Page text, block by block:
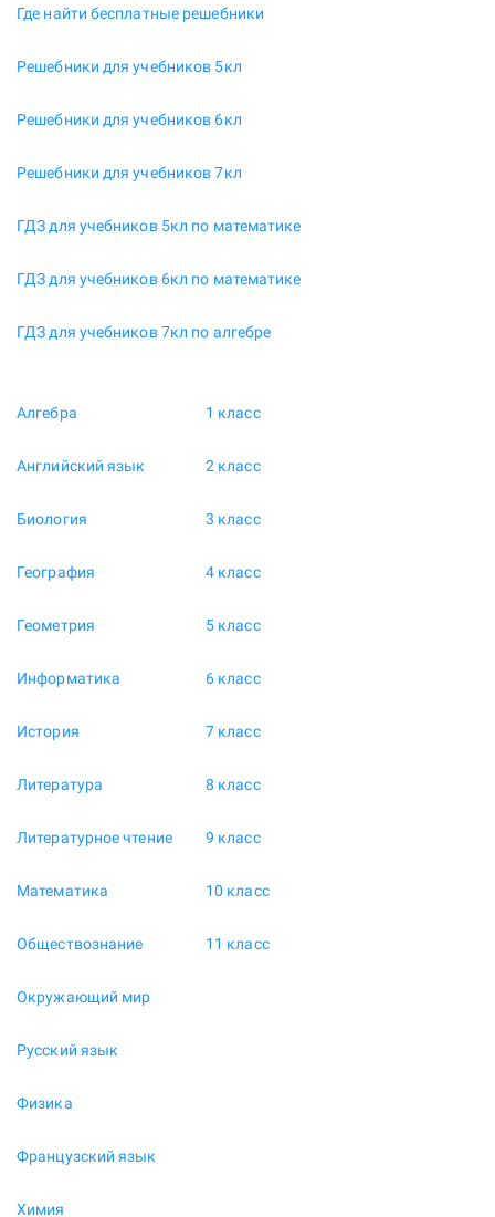
Где найти бесплатные решебники
Решебники для учебников 5кл
Решебники для учебников 6кл
Решебники для учебников 7кл
ГДЗ для учебников 5кл по математике
ГДЗ для учебников 6кл по математике
ГДЗ для учебников 7кл по алгебре
Алгебра
Английский язык
Биология
География
Геометрия
Информатика
История
Литература
Литературное чтение
Математика
Обществознание
Окружающий мир
Русский язык
Физика
Французский язык
Химия
1 класс
2 класс
3 класс
4 класс
5 класс
6 класс
7 класс
8 класс
9 класс
10 класс
11 класс